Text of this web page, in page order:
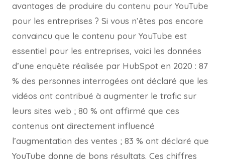
avantages de produire du contenu pour YouTube
pour les entreprises ? Si vous n’êtes pas encore
convaincu que le contenu pour YouTube est
essentiel pour les entreprises, voici les données
d’une enquête réalisée par HubSpot en 2020 : 87
% des personnes interrogées ont déclaré que les
vidéos ont contribué à augmenter le trafic sur
leurs sites web ; 80 % ont affirmé que ces
contenus ont directement influencé
l’augmentation des ventes ; 83 % ont déclaré que
YouTube donne de bons résultats. Ces chiffres